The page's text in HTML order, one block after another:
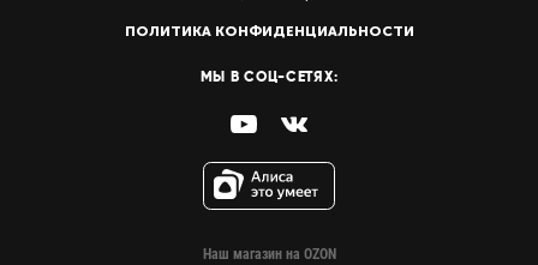
ПОЛИТИКА КОНФИДЕНЦИАЛЬНОСТИ
МЫ В СОЦ-СЕТЯХ:
Наш магазин на OZON